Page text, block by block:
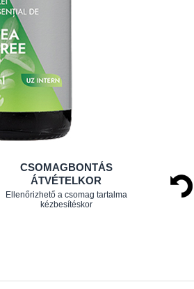
CSOMAGBONTÁS
ÁTVÉTELKOR
Ellenőrizhető a csomag tartalma
kézbesítéskor